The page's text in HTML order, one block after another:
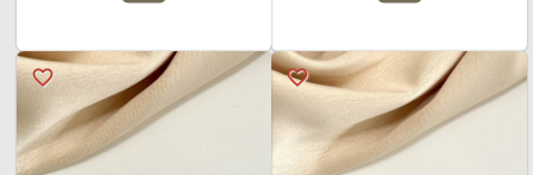
favorite_border
favorite_border